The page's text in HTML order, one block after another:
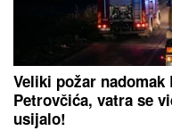
Veliki požar
Petrovčića, vatra se
usijalo!